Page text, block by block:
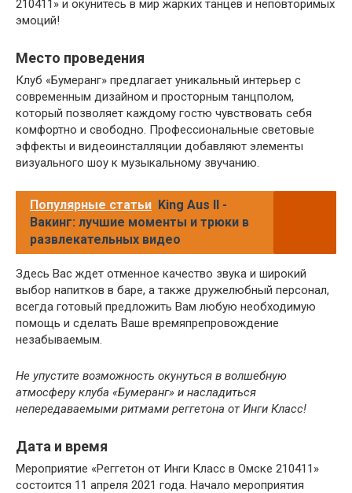
210411» и окунитесь в мир жарких танцев и неповторимых
эмоций!
Место проведения
Клуб «Бумеранг» предлагает уникальный интерьер с
современным дизайном и просторным танцполом,
который позволяет каждому гостю чувствовать себя
комфортно и свободно. Профессиональные световые
эффекты и видеоинсталляции добавляют элементы
визуального шоу к музыкальному звучанию.
Популярные статьи King Aus II -
Вакинг: лучшие моменты и трюки в
развлекательных видео
Здесь Вас ждет отменное качество звука и широкий
выбор напитков в баре, а также дружелюбный персонал,
всегда готовый предложить Вам любую необходимую
помощь и сделать Ваше времяпрепровождение
незабываемым.
Не упустите возможность окунуться в волшебную
атмосферу клуба «Бумеранг» и насладиться
непередаваемыми ритмами реггетона от Инги Класс!
Дата и время
Мероприятие «Реггетон от Инги Класс в Омске 210411»
состоится 11 апреля 2021 года. Начало мероприятия